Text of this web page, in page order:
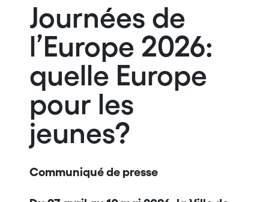
Journées de
l’Europe 2026:
quelle Europe
pour les
jeunes?
Communiqué de presse